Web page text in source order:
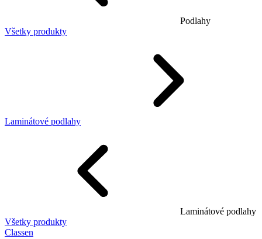
Podlahy
Všetky produkty
Laminátové podlahy
Laminátové podlahy
Všetky produkty
Classen